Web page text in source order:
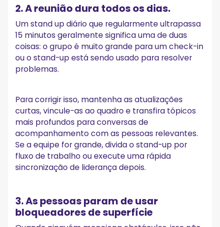
2. A reunião dura todos os dias.
Um stand up diário que regularmente ultrapassa
15 minutos geralmente significa uma de duas
coisas: o grupo é muito grande para um check-in
ou o stand-up está sendo usado para resolver
problemas.
Para corrigir isso, mantenha as atualizações
curtas, vincule-as ao quadro e transfira tópicos
mais profundos para conversas de
acompanhamento com as pessoas relevantes.
Se a equipe for grande, divida o stand-up por
fluxo de trabalho ou execute uma rápida
sincronização de liderança depois.
3. As pessoas param de usar
bloqueadores de superfície